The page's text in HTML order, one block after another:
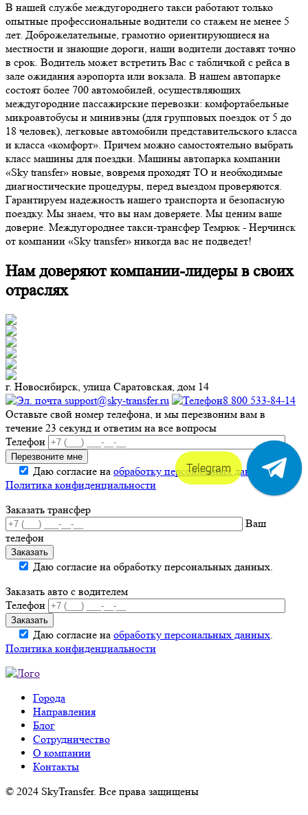
В нашей службе междугороднего такси работают только
опытные профессиональные водители со стажем не менее 5
лет. Доброжелательные, грамотно ориентирующиеся на
местности и знающие дороги, наши водители доставят точно
в срок. Водитель может встретить Вас с табличкой с рейса в
зале ожидания аэропорта или вокзала. В нашем автопарке
состоят более 700 автомобилей, осуществляющих
междугородние пассажирские перевозки: комфортабельные
микроавтобусы и минивэны (для групповых поездок от 5 до
18 человек), легковые автомобили представительского класса
и класса «комфорт». Причем можно самостоятельно выбрать
класс машины для поездки. Машины автопарка компании
«Sky transfer» новые, вовремя проходят ТО и необходимые
диагностические процедуры, перед выездом проверяются.
Гарантируем надежность нашего транспорта и безопасную
поездку. Мы знаем, что вы нам доверяете. Мы ценим ваше
доверие. Междугороднее такси-трансфер Темрюк - Нерчинск
от компании «Sky transfer» никогда вас не подведет!
Нам доверяют компании-лидеры в своих
отраслях
г. Новосибирск, улица Саратовская, дом 14
support@sky-transfer.ru
8 800 533-84-14
Оставьте свой номер телефона, и мы перезвоним вам в
течение 23 секунд и ответим на все вопросы
Телефон
Даю согласие на обработку персональных данных.
Политика конфиденциальности
Заказать трансфер
Ваш
телефон
Даю согласие на обработку персональных данных.
Заказать авто с водителем
Телефон
Даю согласие на обработку персональных данных.
Политика конфиденциальности
Города
Направления
Блог
Сотрудничество
О компании
Контакты
© 2024 SkyTransfer. Все права защищены
Telegram